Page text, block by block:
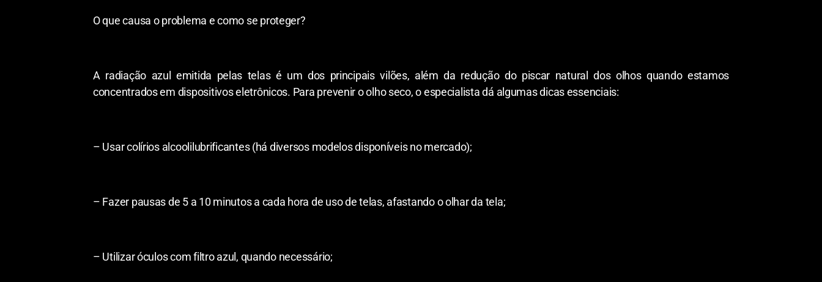
O que causa o problema e como se proteger?
A radiação azul emitida pelas telas é um dos principais vilões, além da redução do piscar natural dos olhos quando estamos
concentrados em dispositivos eletrônicos. Para prevenir o olho seco, o especialista dá algumas dicas essenciais:
– Usar colírios alcoolilubrificantes (há diversos modelos disponíveis no mercado);
– Fazer pausas de 5 a 10 minutos a cada hora de uso de telas, afastando o olhar da tela;
– Utilizar óculos com filtro azul, quando necessário;